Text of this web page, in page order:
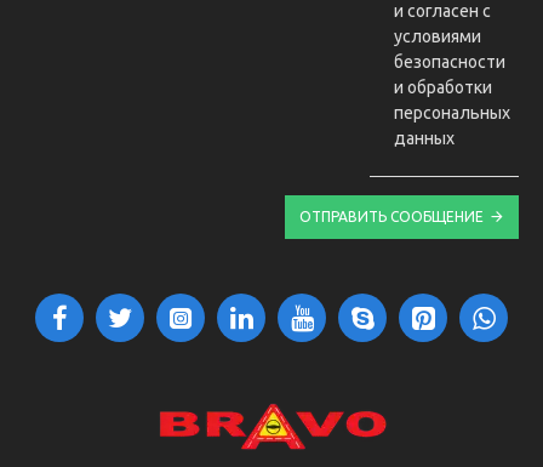
и согласен с
условиями
безопасности
и обработки
персональных
данных
ОТПРАВИТЬ СООБЩЕНИЕ